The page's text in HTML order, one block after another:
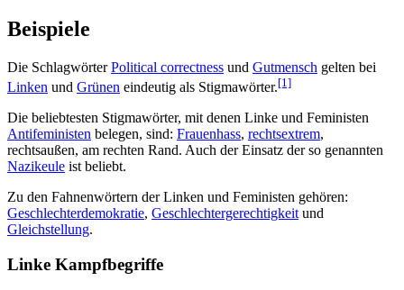
Beispiele
Die SchlagwörterPolitical correctness und Gutmensch gelten bei
Linken und Grünen eindeutig als Stigmawörter.[1]
Die beliebtesten Stigmawörter, mit denen Linke und Feministen
Anti­feministen belegen, sind: Frauenhass, rechtsextrem,
rechtsaußen, am rechten Rand. Auch der Einsatz der so genannten
Nazikeule ist beliebt.
Zu den Fahnenwörtern der Linken und Feministen gehören:
Geschlechterdemokratie, Geschlechtergerechtigkeit und
Gleichstellung.
Linke Kampfbegriffe